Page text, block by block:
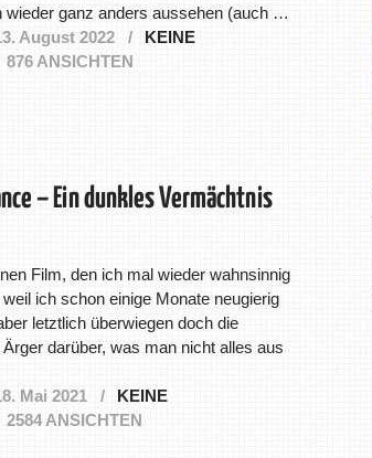
wieder ganz anders aussehen (auch …
August 2022
KEINE
876 ANSICHTEN
– Ein dunkles Vermächtnis
Film, den ich mal wieder wahnsinnig
ich schon einige Monate neugierig
letztlich überwiegen doch die
darüber, was man nicht alles aus
Mai 2021
KEINE
2584 ANSICHTEN